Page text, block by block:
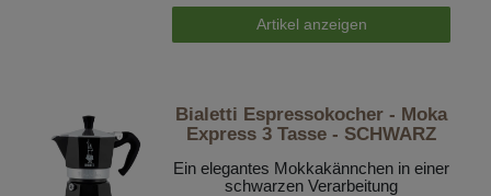
Artikel anzeigen
Bialetti Espressokocher - Moka
Express 3 Tasse - SCHWARZ
Ein elegantes Mokkakännchen in einer
schwarzen Verarbeitung